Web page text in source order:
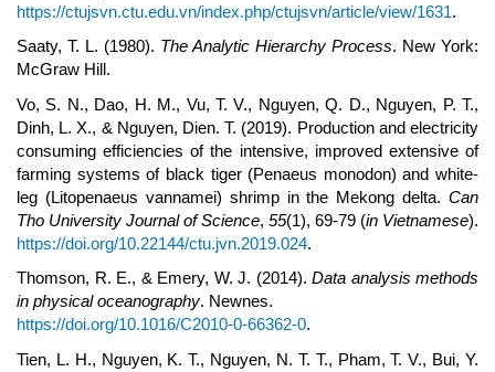
https://ctujsvn.ctu.edu.vn/index.php/ctujsvn/article/view/1631.
Saaty, T. L. (1980). The Analytic Hierarchy Process. New York:
McGraw Hill.
Vo, S. N., Dao, H. M., Vu, T. V., Nguyen, Q. D., Nguyen, P. T.,
Dinh, L. X., & Nguyen, Dien. T. (2019). Production and electricity
consuming efficiencies of the intensive, improved extensive of
farming systems of black tiger (Penaeus monodon) and white-
leg (Litopenaeus vannamei) shrimp in the Mekong delta. Can
Tho University Journal of Science, 55(1), 69-79 (in Vietnamese).
https://doi.org/10.22144/ctu.jvn.2019.024.
Thomson, R. E., & Emery, W. J. (2014). Data analysis methods
in physical oceanography. Newnes.
https://doi.org/10.1016/C2010-0-66362-0.
Tien, L. H., Nguyen, K. T., Nguyen, N. T. T., Pham, T. V., Bui, Y.